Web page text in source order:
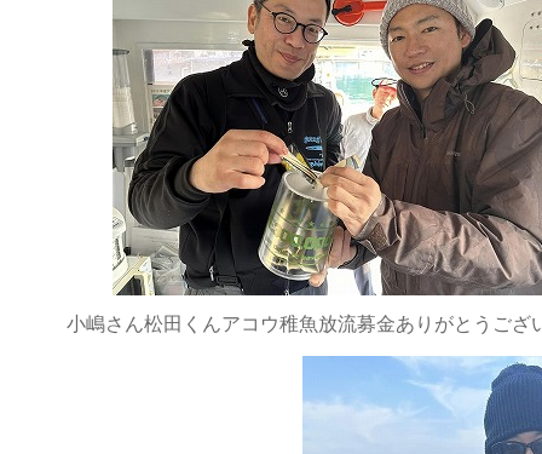
小嶋さん松田くんアコウ稚魚放流募金ありがとうござ